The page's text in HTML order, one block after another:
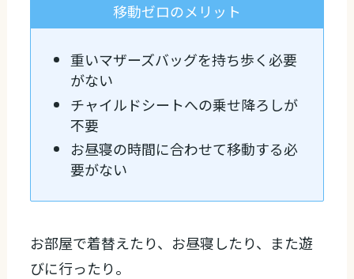
移動ゼロのメリット
重いマザーズバッグを持ち歩く必要
がない
チャイルドシートへの乗せ降ろしが
不要
お昼寝の時間に合わせて移動する必
要がない
お部屋で着替えたり、お昼寝したり、また遊
びに行ったり。